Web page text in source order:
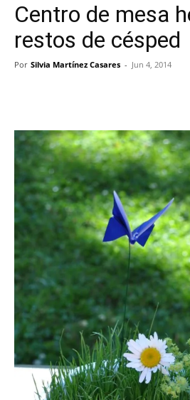
Centro de mesa
restos de césped
Por Silvia Martínez Casares - Jun 4, 2014